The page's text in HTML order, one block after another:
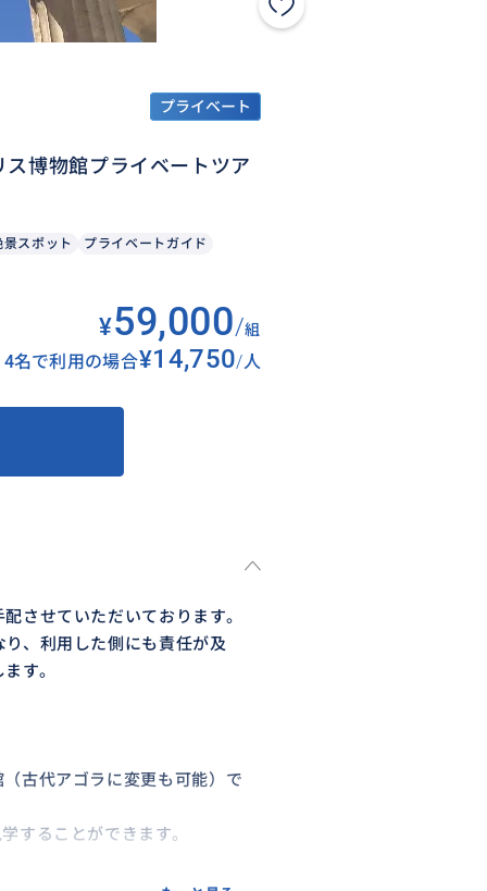
プライベート
博物館プライベートツア
景スポット プライベートガイド
¥59,000/組
4名で利用の場合 ¥14,750/人
させていただいております。
、利用した側にも責任が及
す。
古代アゴラに変更も可能）で
することができます。